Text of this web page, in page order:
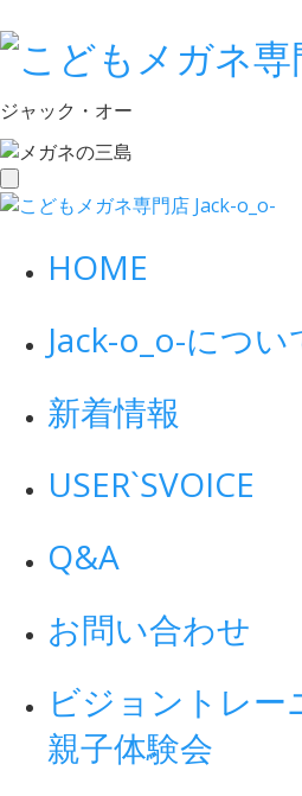
ジャック・オー
toggle
navigation
HOME
Jack-o_o-につい
新着情報
USER`SVOICE
Q&A
お問い合わせ
ビジョントレー
親子体験会